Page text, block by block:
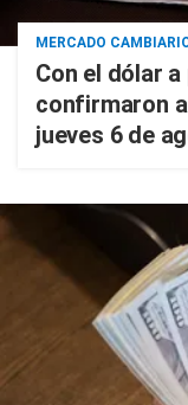
MERCADO
Con el dólar
confirmaron
jueves 6 de